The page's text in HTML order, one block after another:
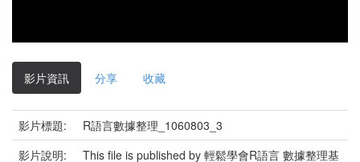
影片資訊 分享 收藏
影片標題:
R語言數據整理_1060803_3
影片說明:
This file is published by 輕鬆學會R語言 數據整理基